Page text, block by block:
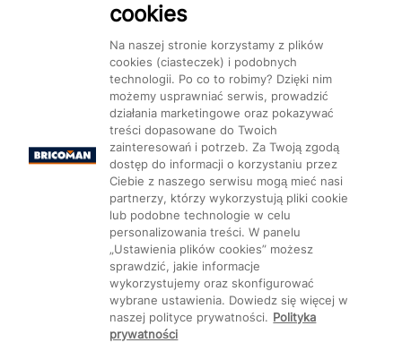
Kategorie Produkty Marki CMS
Ustawienia plików cookie
cookies
Na naszej stronie korzystamy z plików
cookies (ciasteczek) i podobnych
technologii. Po co to robimy? Dzięki nim
możemy usprawniać serwis, prowadzić
działania marketingowe oraz pokazywać
treści dopasowane do Twoich
zainteresowań i potrzeb. Za Twoją zgodą
dostęp do informacji o korzystaniu przez
Ciebie z naszego serwisu mogą mieć nasi
partnerzy, którzy wykorzystują pliki cookie
lub podobne technologie w celu
personalizowania treści. W panelu
„Ustawienia plików cookies” możesz
sprawdzić, jakie informacje
wykorzystujemy oraz skonfigurować
wybrane ustawienia. Dowiedz się więcej w
naszej polityce prywatności. Polityka
prywatności